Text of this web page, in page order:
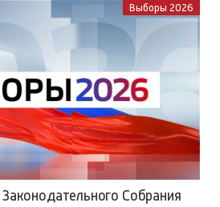
Выборы 2026
Собрания